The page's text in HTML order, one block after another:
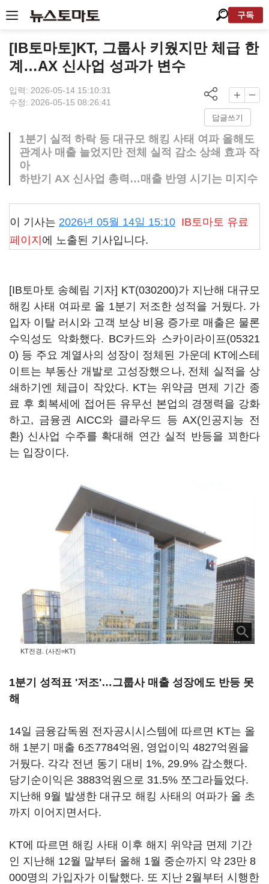
구독
[IB토마토]KT, 그룹사 키웠지만 체급 한
계…AX 신사업 성과가 변수
입력: 2026-05-14 15:10:31
수정: 2026-05-15 08:26:41
답글쓰기
1분기 실적 하락 등 대규모 해킹 사태 여파 올해도
관계사 매출 늘었지만 전체 실적 감소 상쇄 효과 작
아
하반기 AX 신사업 총력…매출 반영 시기는 미지수
이 기사는 2026년 05월 14일 15:10 IB토마토 유료
페이지 에 노출된 기사입니다.
[IB토마토 송혜림 기자] KT(030200)가 지난해 대규모
해킹 사태 여파로 올 1분기 저조한 성적을 거뒀다. 가
입자 이탈 러시와 고객 보상 비용 증가로 매출은 물론
수익성도 악화했다. BC카드와 스카이라이프(05321
0) 등 주요 계열사의 성장이 정체된 가운데 KT에스테
이트는 부동산 개발로 고성장했으나, 전체 실적을 상
쇄하기엔 체급이 작았다. KT는 위약금 면제 기간 종
료 후 회복세에 접어든 유무선 본업의 경쟁력을 강화
하고, 금융권 AICC와 클라우드 등 AX(인공지능 전
환) 신사업 수주를 확대해 연간 실적 반등을 꾀한다
는 입장이다.
KT전경. (사진=KT)
1분기 성적표 '저조'…그룹사 매출 성장에도 반등 못
해
14일 금융감독원 전자공시시스템에 따르면 KT는 올
해 1분기 매출 6조7784억원, 영업이익 4827억원을
거뒀다. 각각 전년 동기 대비 1%, 29.9% 감소했다.
당기순이익은 3883억원으로 31.5% 쪼그라들었다.
지난해 9월 발생한 대규모 해킹 사태의 여파가 올 초
까지 이어지면서다.
KT에 따르면 해킹 사태 이후 해지 위약금 면제 기간
인 지난해 12월 말부터 올해 1월 중순까지 약 23만 8
000명의 가입자가 이탈했다. 또 지난 2월부터 시행한